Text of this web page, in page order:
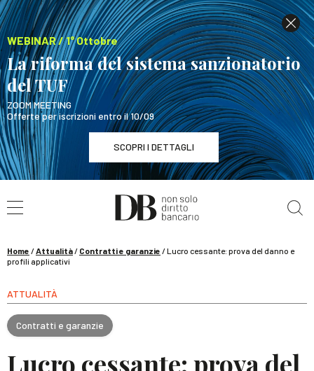
WEBINAR / 1° Ottobre
La riforma del sistema sanzionatorio
del TUF
ZOOM MEETING
Offerte per iscrizioni entro il 10/09
SCOPRI I DETTAGLI
WEBINAR / 1° Ottobre
La riforma del sistema sanzionatorio del TUF
Home /Attualità/ Contratti e garanzie /Lucro cessante: prova del danno e
profili applicativi
ATTUALITÀ
Contratti e garanzie
Lucro cessante: prova del